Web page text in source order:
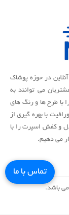
در حوزه پوشاک
می توانند به
با طرح ها و رنگ های
با بهره گیری از
و کفش اسپرت را با
می دهیم.
باشد.
تماس با ما